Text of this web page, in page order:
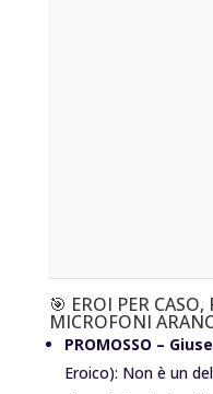
🎯 EROI PER
MICROFONI
PROMOSSO –
Eroico): Non è un